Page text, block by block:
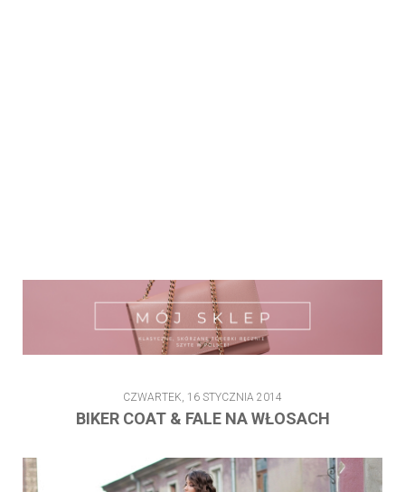
CZWARTEK, 16 STYCZNIA 2014
BIKER COAT & FALE NA WŁOSACH